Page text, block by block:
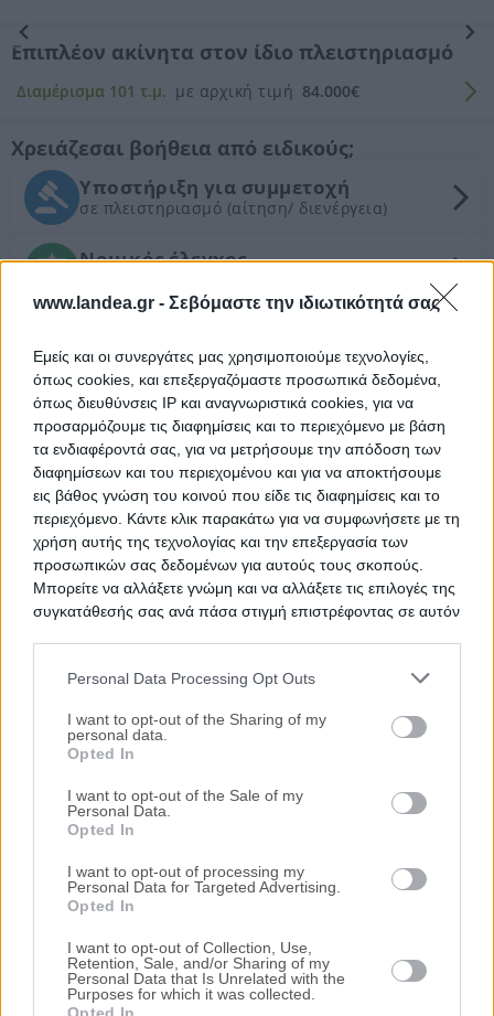
www.landea.gr - Σεβόμαστε την ιδιωτικότητά σας
Εμείς και οι συνεργάτες μας χρησιμοποιούμε τεχνολογίες,
όπως cookies, και επεξεργαζόμαστε προσωπικά δεδομένα,
όπως διευθύνσεις IP και αναγνωριστικά cookies, για να
προσαρμόζουμε τις διαφημίσεις και το περιεχόμενο με βάση
τα ενδιαφέροντά σας, για να μετρήσουμε την απόδοση των
διαφημίσεων και του περιεχομένου και για να αποκτήσουμε
εις βάθος γνώση του κοινού που είδε τις διαφημίσεις και το
περιεχόμενο. Κάντε κλικ παρακάτω για να συμφωνήσετε με τη
χρήση αυτής της τεχνολογίας και την επεξεργασία των
προσωπικών σας δεδομένων για αυτούς τους σκοπούς.
Μπορείτε να αλλάξετε γνώμη και να αλλάξετε τις επιλογές της
συγκατάθεσής σας ανά πάσα στιγμή επιστρέφοντας σε αυτόν
services and may gather and store information including but
not limited to your visit or usage behaviour. You may click to
grant or deny consent to Google and its third-party tags to
use your data for below specified purposes in below Google
consent section.
Personal Data Processing Opt Outs
I want to opt-out of the Sharing of my
personal data.
Opted In
I want to opt-out of the Sale of my
Personal Data.
Opted In
I want to opt-out of processing my
Personal Data for Targeted Advertising.
Opted In
I want to opt-out of Collection, Use,
Retention, Sale, and/or Sharing of my
Personal Data that Is Unrelated with the
Purposes for which it was collected.
Προηγούμενη
Επόμενη
Επιπλέον ακίνητα στον ίδιο πλειστηριασμό
Διαμέρισμα 101 τ.μ. με αρχική τιμή 84.000€
Χρειάζεσαι βοήθεια από ειδικούς;
Υποστήριξη για συμμετοχή
σε πλειστηριασμό (αίτηση/ διενέργεια)
Νομικός έλεγχος
εμπορικής αξίας ακινήτου
Θέλεις Τραπεζική Χρηματοδότηση;
Ζητήστε χρηματοδότηση για την απόκτηση του
συγκεκριμένου ακινήτου
Προτεινόμενα Ακίνητα
Διαμέρισμα 101 τ.μ.
Πρώτη Προσφορά:84.000€
Μονοκατοικία 137 τ.μ. και αποθήκη
Αργολίδας
Μονοκατοικία 146 τ.μ.
Δίδυμα, Κρανίδι, Νομός Αργολίδας
Πρώτη Προσφορά: 108.000€
Τιμές πώλησης/ενοικίασης κατοικιών στην